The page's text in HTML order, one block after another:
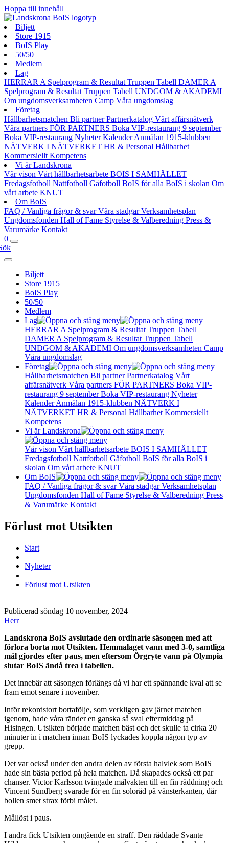
Hoppa till innehåll
Biljett
Store 1915
BoIS Play
50/50
Medlem
Lag
HERRAR A Spelprogram & Resultat Truppen Tabell DAMER A
Spelprogram & Resultat Truppen Tabell UNDGOM & AKADEMI
Om ungdomsverksamheten Camp Våra ungdomslag
Företag
Hållbarhetsmatchen Bli partnerPartnerkatalog Vårt affärsnätverk
Våra partners FÖR PARTNERS Boka VIP-restaurang 9 september
Boka VIP-restaurang NyheterKalenderAnmälan 1915-klubben
NÄTVERK I NÄTVERKET HR & Personal Hållbarhet
Kommersiellt Kompetens
Vi är Landskrona
Vår vison Vårt hållbarhetsarbete BOIS I SAMHÄLLET
Fredagsfotboll Nattfotboll Gåfotboll BoIS för alla BoIS i skolan Om
vårt arbete KNUT
Om BoIS
FAQ / Vanliga frågor & svarVåra stadgarVerksamhetsplan
Ungdomsfonden Hall of Fame Styrelse & Valberedning Press &
Varumärke Kontakt
0
Biljett
Store 1915
BoIS Play
50/50
Medlem
Lag
HERRAR A Spelprogram & Resultat Truppen Tabell
DAMER A Spelprogram & Resultat Truppen Tabell
UNDGOM & AKADEMI Om ungdomsverksamheten Camp
Våra ungdomslag
Företag
Hållbarhetsmatchen Bli partnerPartnerkatalog Vårt
affärsnätverk Våra partners FÖR PARTNERS Boka VIP-
restaurang 9 septemberBoka VIP-restaurang Nyheter
KalenderAnmälan 1915-klubben NÄTVERK I
NÄTVERKET HR & Personal Hållbarhet Kommersiellt
Kompetens
Vi är Landskrona
Vår vison Vårt hållbarhetsarbete BOIS I SAMHÄLLET
Fredagsfotboll Nattfotboll Gåfotboll BoIS för alla BoIS i
skolan Om vårt arbete KNUT
Om BoIS
FAQ / Vanliga frågor & svarVåra stadgarVerksamhetsplan
Ungdomsfonden Hall of Fame Styrelse & Valberedning Press
& Varumärke Kontakt
Förlust mot Utsikten
Start
Nyheter
Förlust mot Utsikten
Publicerad söndag 10 november, 2024
Herr
Landskrona BoIS avslutade den ordinarie säsongen med att
förlora borta mot Utsikten. Hemmalaget vann med 3-0, samtliga
mål gjordes efter paus, men eftersom Örgryte vann på Olympia
slutar BoIS ändå trea i tabellen.
Det innebär att säsongen förlängs då vi har ett spännande kval att se
fram emot senare i november.
Inför rekordstort bortafölje, som verkligen gav järnet matchen
igenom, hade våra ränder en ganska så sval eftermiddag på
Hisingen. Utsikten började matchen bäst och det skulle ta cirka 20
minuter in i matchen innan BoIS lyckades koppla någon typ av
grepp.
Det var också under den andra delen av första halvlek som BoIS
hade sin bästa period på hela matchen. Då skapades också ett par
chanser. Victor Karlsson tvingade målvakten till en fin räddning och
Vincent Sundberg svarade för en fin soloräd på vänsterkanten, där
bollen smet strax förbi målet.
Mållöst i paus.
I andra fick Utsikten omgående en straff. Den räddade Svante